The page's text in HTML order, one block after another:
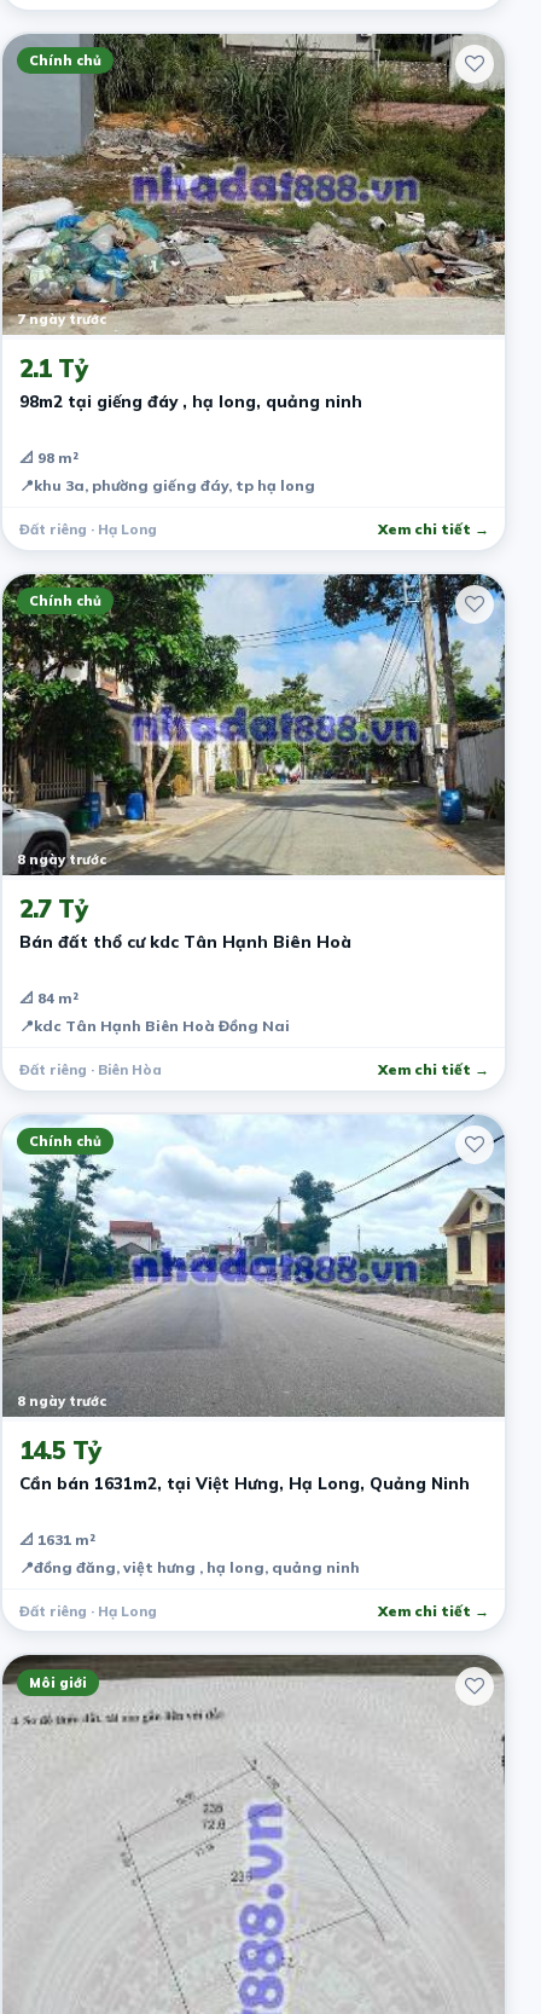
Chính chủ
7 ngày trước
2.1 Tỷ
98m2 tại giếng đáy , hạ long, quảng ninh
📐 98 m²
📍khu 3a, phường giếng đáy, tp hạ long
Đất riêng · Hạ Long Xem chi tiết →
Chính chủ
8 ngày trước
2.7 Tỷ
Bán đất thổ cư kdc Tân Hạnh Biên Hoà
📐 84 m²
📍kdc Tân Hạnh Biên Hoà Đồng Nai
Đất riêng · Biên Hòa Xem chi tiết →
Chính chủ
8 ngày trước
14.5 Tỷ
Cần bán 1631m2, tại Việt Hưng, Hạ Long, Quảng Ninh
📐 1631 m²
📍đồng đăng, việt hưng , hạ long, quảng ninh
Đất riêng · Hạ Long Xem chi tiết →
Môi giới